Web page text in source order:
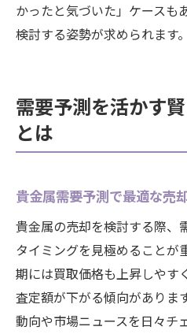
かったと気づいた」ケースも
検討する姿勢が求められます。
需要予測を活かす
とは
貴金属需要予測で最適な売
貴金属の売却を検討する際、
タイミングを見極めることが
期には買取価格も上昇しやす
査定額が下がる傾向がありま
動向や市場ニュースを日々チ